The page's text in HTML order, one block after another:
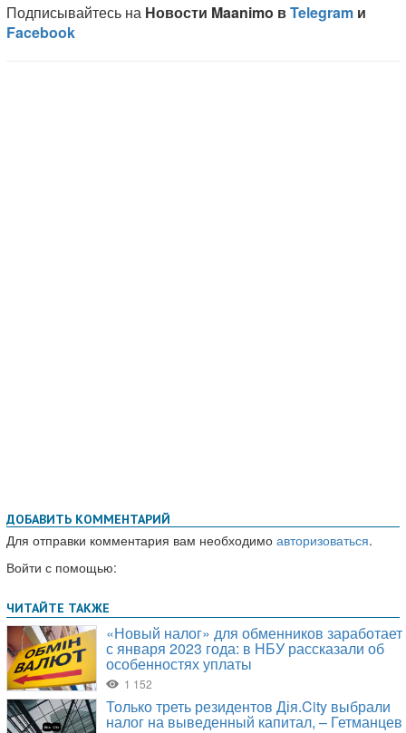
ДОБАВИТЬ КОММЕНТАРИЙ
Для отправки комментария вам необходимо авторизоваться.
Войти с помощью: